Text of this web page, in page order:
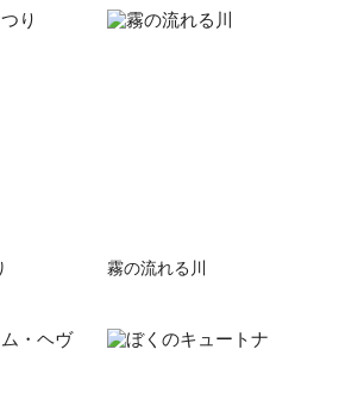
霧の流れる川